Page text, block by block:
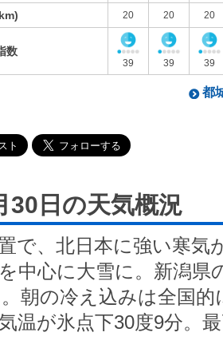
20 20 20
数
39 39 39
都
30日の天気概況
で、北日本に強い寒気
中心に大雪に。新潟県
朝の冷え込みは全国的
温が氷点下30度9分。